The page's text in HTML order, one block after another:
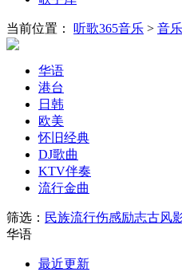
当前位置： 听歌365音乐 > 音
华语
港台
日韩
欧美
怀旧经典
DJ歌曲
KTV伴奏
流行金曲
筛选： 民族流行伤感励志古风
华语
最近更新